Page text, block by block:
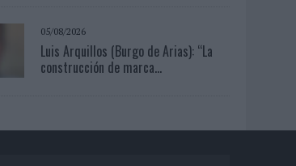
05/08/2026
Luis Arquillos (Burgo de Arias): “La
construcción de marca...